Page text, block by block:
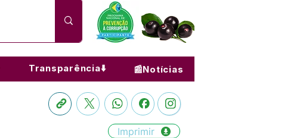
Transparência⬇️ 📰Notícias
Imprimir